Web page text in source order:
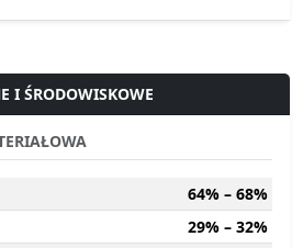
I ŚRODOWISKOWE
64% – 68%
29% – 32%